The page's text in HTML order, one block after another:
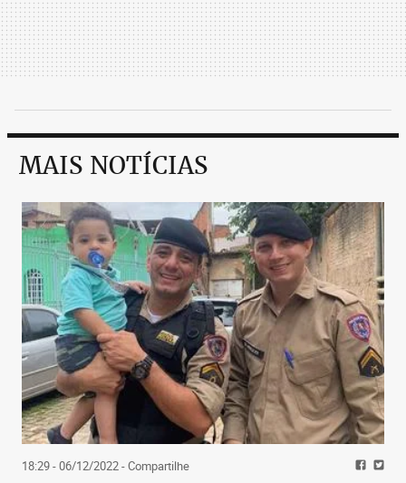
MAIS NOTÍCIAS
18:29 - 06/12/2022- Compartilhe